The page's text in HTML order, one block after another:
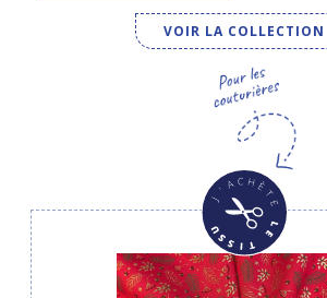
VOIR LA COLLECTION